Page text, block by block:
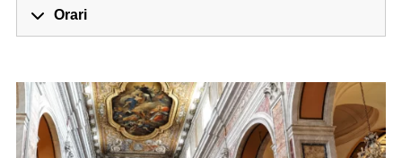
Orari